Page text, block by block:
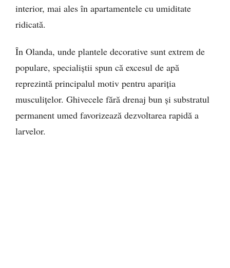
interior, mai ales în apartamentele cu umiditate
ridicată.
În Olanda, unde plantele decorative sunt extrem de
populare, specialiștii spun că excesul de apă
reprezintă principalul motiv pentru apariția
musculițelor. Ghivecele fără drenaj bun și substratul
permanent umed favorizează dezvoltarea rapidă a
larvelor.